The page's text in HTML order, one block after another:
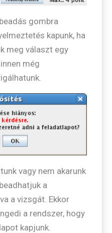
gombra
kapunk, ha
meg választ egy
még
vagy nem akarunk
a
a vizsgát. Ekkor
a rendszer, hogy
kapjunk.